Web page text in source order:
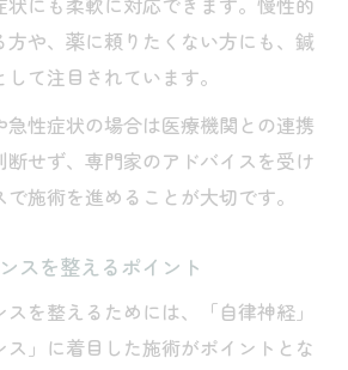
状にも柔軟に対応できます。慢性的
方や、薬に頼りたくない方にも、鍼
て注目されています。
急性症状の場合は医療機関との連携
断せず、専門家のアドバイスを受け
施術を進めることが大切です。
スを整えるポイント
を整えるためには、「自律神経」
」に着目した施術がポイントとな